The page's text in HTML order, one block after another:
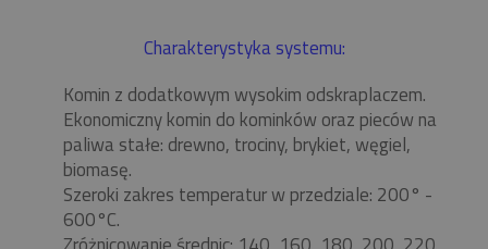
Charakterystyka systemu:
Komin z dodatkowym wysokim odskraplaczem.
Ekonomiczny komin do kominków oraz pieców na
paliwa stałe: drewno, trociny, brykiet, węgiel,
biomasę.
Szeroki zakres temperatur w przedziale: 200° -
600°C.